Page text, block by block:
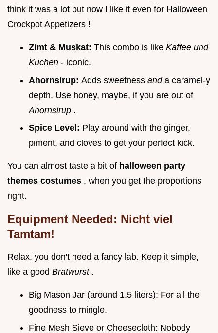
think it was a lot but now I like it even for Halloween
Crockpot Appetizers !
Zimt & Muskat: This combo is like Kaffee und
Kuchen - iconic.
Ahornsirup: Adds sweetness and a caramel-y
depth. Use honey, maybe, if you are out of
Ahornsirup .
Spice Level: Play around with the ginger,
piment, and cloves to get your perfect kick.
You can almost taste a bit of halloween party
themes costumes , when you get the proportions
right.
Equipment Needed: Nicht viel
Tamtam!
Relax, you don't need a fancy lab. Keep it simple,
like a good Bratwurst .
Big Mason Jar (around 1.5 liters): For all the
goodness to mingle.
Fine Mesh Sieve or Cheesecloth: Nobody